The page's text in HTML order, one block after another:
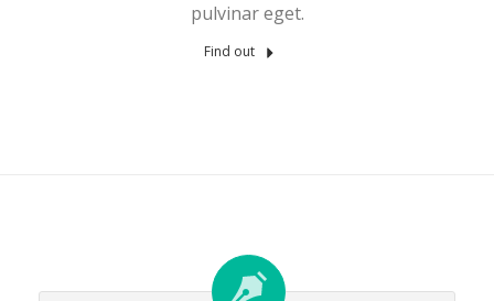
pulvinar eget.
Find out